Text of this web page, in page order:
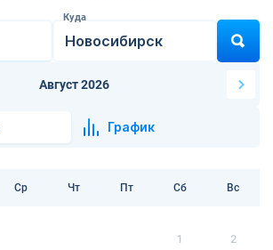
Куда
Август 2026
График
Ср Чт Пт Сб Вс
1 2